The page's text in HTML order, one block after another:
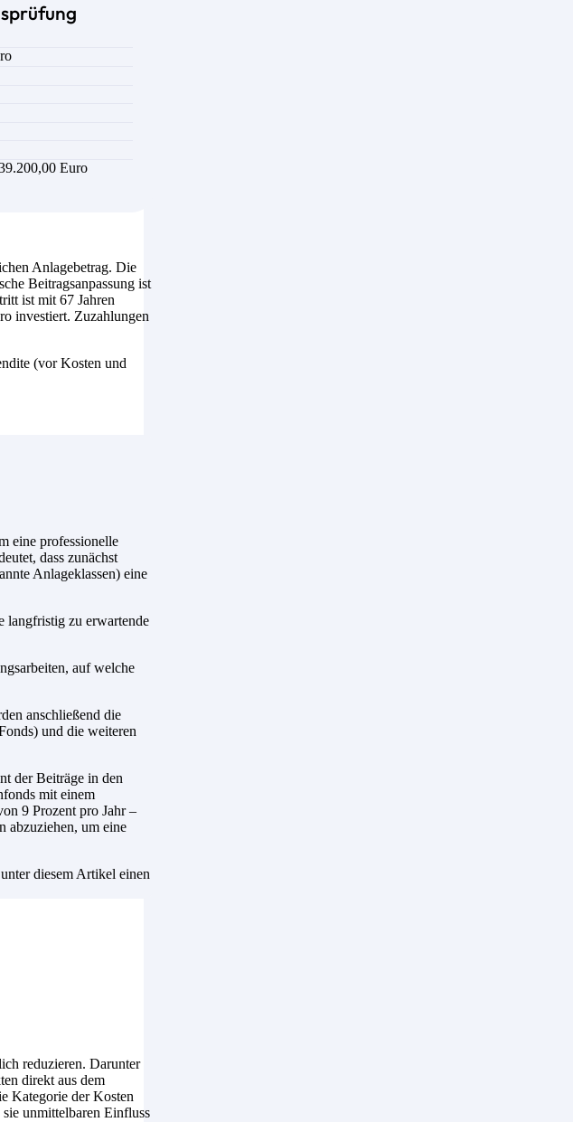
Euro
Anlagebetrag. Die
Beitragsanpassung ist
ist mit 67 Jahren
investiert. Zuzahlungen
(vor Kosten und
eine professionelle
dass zunächst
Anlageklassen) eine
langfristig zu erwartende
auf welche
anschließend die
und die weiteren
der Beiträge in den
mit einem
9 Prozent pro Jahr –
abzuziehen, um eine
diesem Artikel einen
reduzieren. Darunter
direkt aus dem
Kategorie der Kosten
unmittelbaren Einfluss